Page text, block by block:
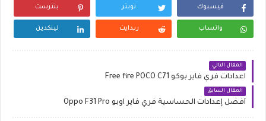
فيسبوك تويتر بنترست
واتساب ريدايت لينكدين
المقال التالي
اعدادات فري فاير بوكو Free fire POCO C71
المقال السابق
أفضل إعدادات الحساسية فري فاير اوبو Oppo F31 Pro